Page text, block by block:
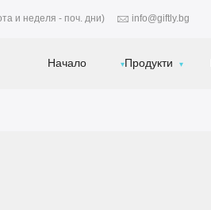
и неделя - поч. дни) info@giftly.bg
Начало Продукти